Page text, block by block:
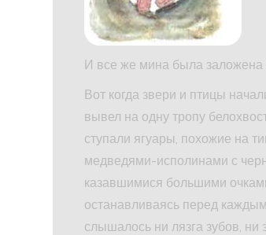
И все же мина была заложена
Вот когда звери и птицы
вывел на одну тропу
ступали ягуары, похожие на
медведями-исполинами с
казавшимися большими
останавливаясь перед
слышалось ни лязга зубов,